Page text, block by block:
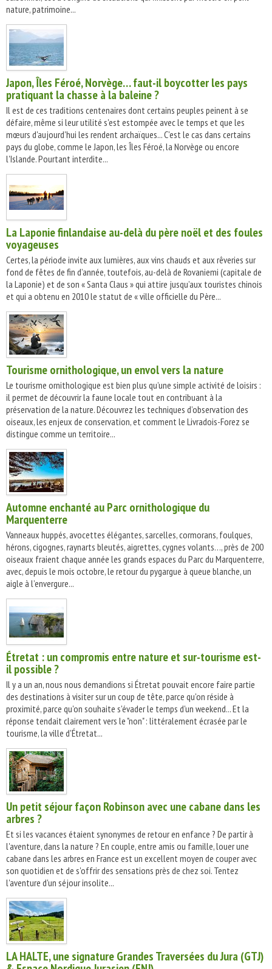
nature, patrimoine...
Japon, Îles Féroé, Norvège… faut-il boycotter les pays
pratiquant la chasse à la baleine ?
Il est de ces traditions centenaires dont certains peuples peinent à se
défaire, même si leur utilité s'est estompée avec le temps et que les
mœurs d'aujourd'hui les rendent archaïques... C'est le cas dans certains
pays du globe, comme le Japon, les Îles Féroé, la Norvège ou encore
l'Islande. Pourtant interdite...
La Laponie finlandaise au-delà du père noël et des foules
voyageuses
Certes, la période invite aux lumières, aux vins chauds et aux rêveries sur
fond de fêtes de fin d’année, toutefois, au-delà de Rovaniemi (capitale de
la Laponie) et de son « Santa Claus » qui attire jusqu’aux touristes chinois
et qui a obtenu en 2010 le statut de « ville officielle du Père...
Tourisme ornithologique, un envol vers la nature
Le tourisme ornithologique est bien plus qu’une simple activité de loisirs :
il permet de découvrir la faune locale tout en contribuant à la
préservation de la nature. Découvrez les techniques d’observation des
oiseaux, les enjeux de conservation, et comment le Livradois-Forez se
distingue comme un territoire...
Automne enchanté au Parc ornithologique du
Marquenterre
Vanneaux huppés, avocettes élégantes, sarcelles, cormorans, foulques,
hérons, cigognes, raynarts bleutés, aigrettes, cygnes volants…, près de 200
oiseaux fraient chaque année les grands espaces du Parc du Marquenterre,
avec, depuis le mois octobre, le retour du pygargue à queue blanche, un
aigle à l’envergure...
Étretat : un compromis entre nature et sur-tourisme est-
il possible ?
Il y a un an, nous nous demandions si Étretat pouvait encore faire partie
des destinations à visiter sur un coup de tête, parce qu'on réside à
proximité, parce qu'on souhaite s'évader le temps d'un weekend... Et la
réponse tendait clairement vers le "non" : littéralement écrasée par le
tourisme, la ville d'Étretat...
Un petit séjour façon Robinson avec une cabane dans les
arbres ?
Et si les vacances étaient synonymes de retour en enfance ? De partir à
l'aventure, dans la nature ? En couple, entre amis ou famille, louer une
cabane dans les arbres en France est un excellent moyen de couper avec
son quotidien et de s'offrir des sensations près de chez soi. Tentez
l'aventure d'un séjour insolite...
LA HALTE, une signature Grandes Traversées du Jura (GTJ)